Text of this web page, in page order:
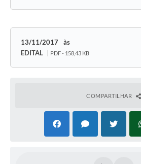
13/11/2017
EDITAL
PDF - 158,43 KB
COMPARTILHAR